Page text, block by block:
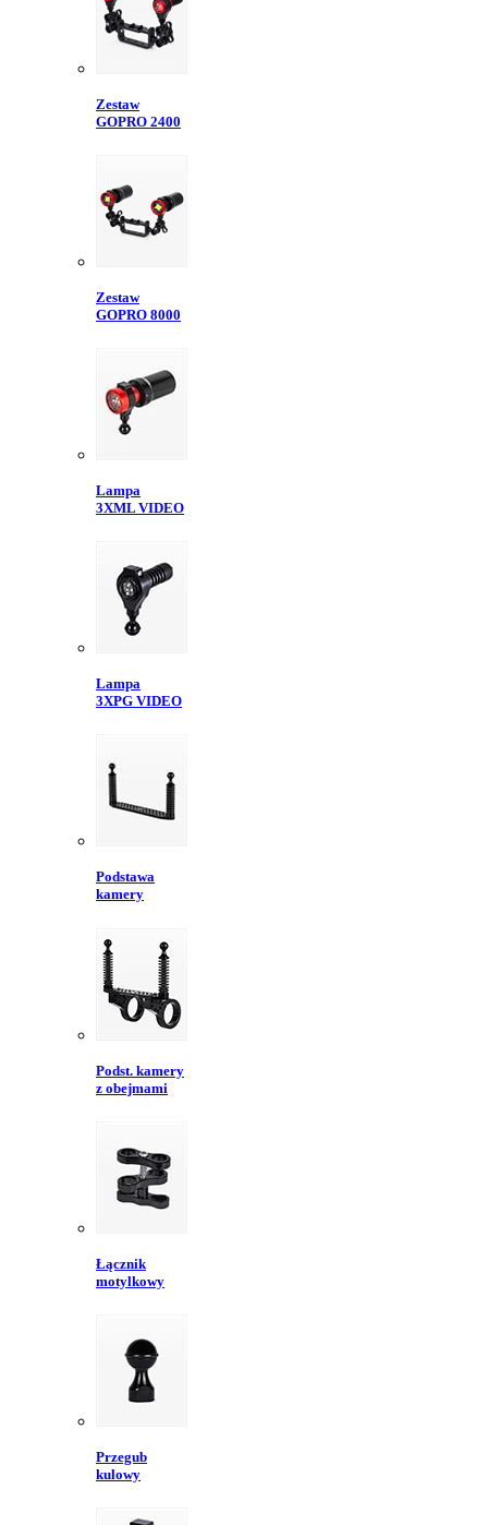
Zestaw
GOPRO 2400
Zestaw
GOPRO 8000
Lampa
3XML VIDEO
Lampa
3XPG VIDEO
Podstawa
kamery
Podst. kamery
z obejmami
Łącznik
motylkowy
Przegub
kulowy